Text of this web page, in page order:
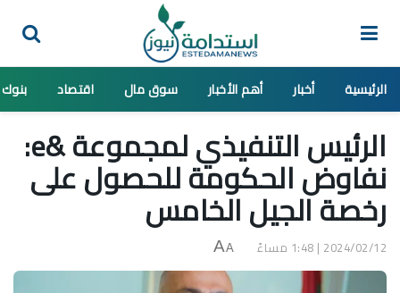
الرئيسية أخبار أهم الأخبار سوق مال اقتصاد بنوك
الرئيس التنفيذي لمجموعة &e:
نفاوض الحكومة للحصول على
رخصة الجيل الخامس
2024/02/12 | 1:48 مساءً A
A